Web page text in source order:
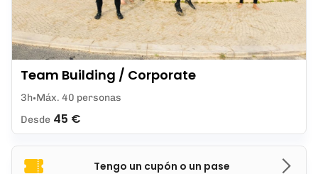
Tengo un cupón o un pase
Team Building / Corporate
3h Máx. 40 personas
Desde 45 €